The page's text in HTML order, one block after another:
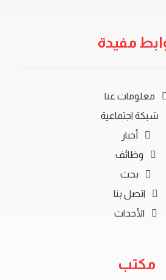
مفيدة
معلومات عنا
شبكة اجتماعية
أخبار
وظائف
بحث
اتصل بنا
الأحداث
مكتب